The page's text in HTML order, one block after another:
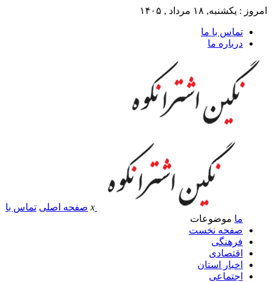
امروز : یکشنبه, ۱۸ مرداد , ۱۴۰۵
تماس با ما
درباره ما
x صفحه اصلی تماس با
ما موضوعات
صفحه نخست
فرهنگی
اقتصادی
اخبار استان
اجتماعی